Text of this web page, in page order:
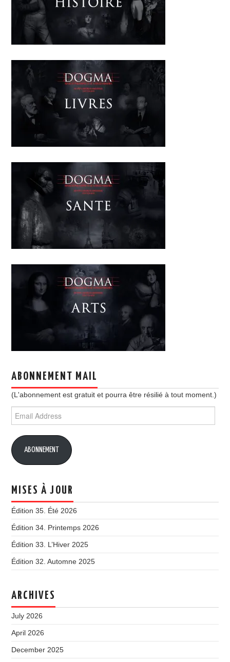
ABONNEMENT MAIL
(L'abonnement est gratuit et pourra être résilié à tout moment.)
Email
Address
ABONNEMENT
MISES À JOUR
Édition 35. Été 2026
Édition 34. Printemps 2026
Édition 33. L’Hiver 2025
Édition 32. Automne 2025
ARCHIVES
July 2026
April 2026
December 2025